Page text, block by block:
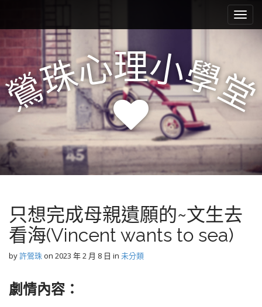
m
e
n
u
i
o
n
n
t
鶯珠心理小學堂
只想完成母親遺願的~文生去
看海(Vincent wants to sea)
by許鶯珠on 2023 年 2 月 8 日 in 未分類
劇情內容：